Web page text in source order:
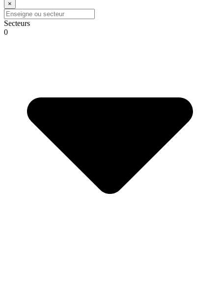
×
Secteurs
0